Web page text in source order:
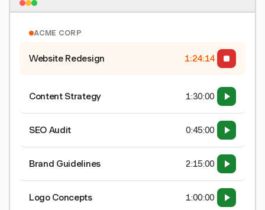
ACME CORP
Website Redesign 1:24:15
Content Strategy 1:30:00
SEO Audit 0:45:00
Brand Guidelines 2:15:00
Logo Concepts 1:00:00